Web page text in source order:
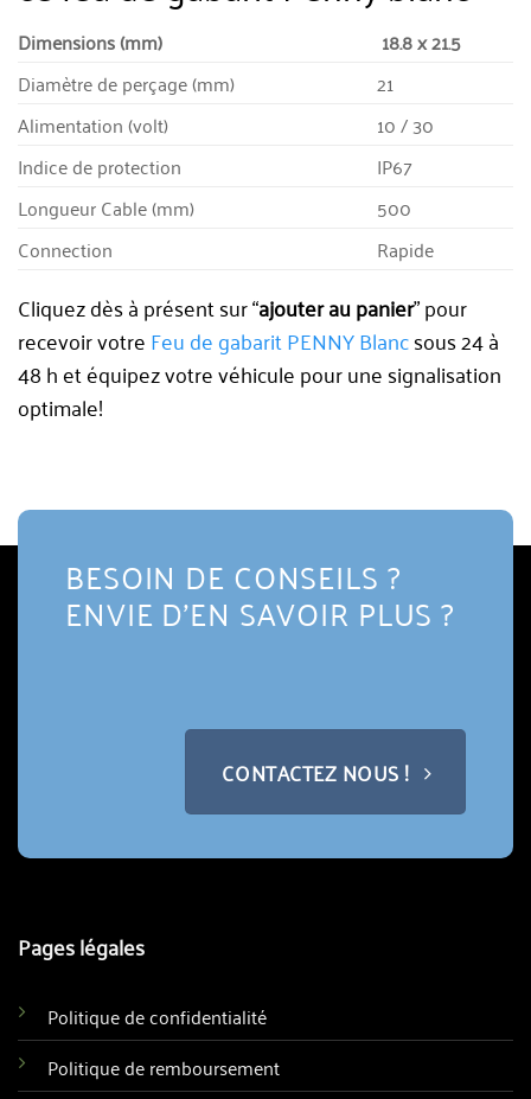
Dimensions (mm)
18.8 x 21.5
Diamètre de perçage (mm)
21
Alimentation (volt)
10 / 30
Indice de protection
IP67
Longueur Cable (mm)
500
Connection
Rapide
Cliquez dès à présent sur “ajouter au panier” pour
recevoir votreFeu de gabarit PENNY Blancsous 24 à
48 h et équipez votre véhicule pour une signalisation
optimale!
BESOIN DE CONSEILS ?
ENVIE D'EN SAVOIR PLUS ?
CONTACTEZ NOUS !
Pages légales
Politique de confidentialité
Politique de remboursement